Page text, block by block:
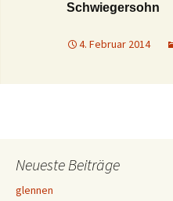
Schwiegersohn
4. Februar 2014
Navigation
Neueste Beiträge
glennen